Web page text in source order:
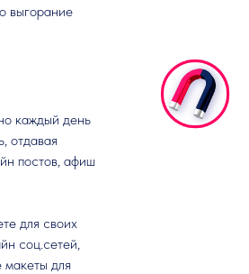
выгорание
каждый день
отдавая
постов, афиш
для своих
соц.сетей,
для